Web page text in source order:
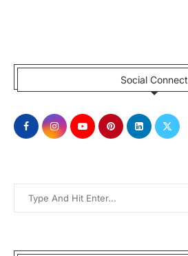
Social Connect